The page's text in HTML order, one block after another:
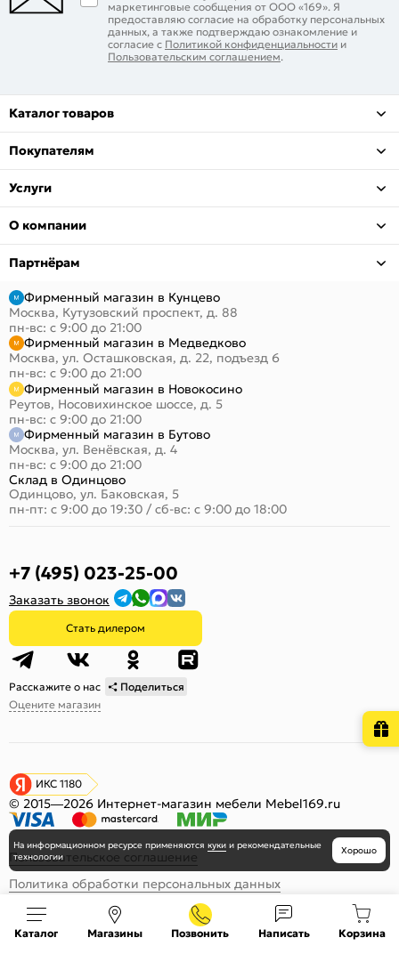
маркетинговые сообщения от ООО «169». Я
предоставляю согласие на обработку персональных
данных, а также подтверждаю ознакомление и
согласие с Политикой конфиденциальности и
Пользовательским соглашением.
Каталог товаров
Покупателям
Услуги
О компании
Партнёрам
Фирменный магазин в Кунцево
Москва, Кутузовский проспект, д. 88
пн-вс: с 9:00 до 21:00
Фирменный магазин в Медведково
Москва, ул. Осташковская, д. 22, подъезд 6
пн-вс: с 9:00 до 21:00
Фирменный магазин в Новокосино
Реутов, Носовихинское шоссе, д. 5
пн-вс: с 9:00 до 21:00
Фирменный магазин в Бутово
Москва, ул. Венёвская, д. 4
пн-вс: с 9:00 до 21:00
Склад в Одинцово
Одинцово, ул. Баковская, 5
пн-пт: с 9:00 до 19:30 / сб-вс: с 9:00 до 18:00
+7 (495) 023-25-00
Заказать звонок
Стать дилером
Расскажите о нас
Поделиться
Оцените магазин
ИКС 1180
© 2015—2026 Интернет-магазин мебели Mebel169.ru
Пользовательское соглашение
Политика обработки персональных данных
Карта сайта
Каталог Магазины Позвонить Написать Корзина
На информационном ресурсе применяются куки и рекомендательные
технологии
Хорошо